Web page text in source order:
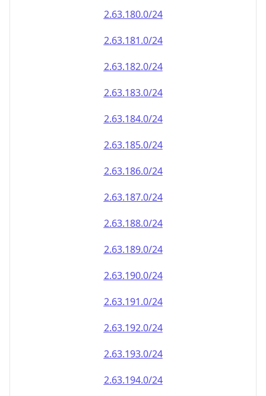
2.63.180.0/24
2.63.181.0/24
2.63.182.0/24
2.63.183.0/24
2.63.184.0/24
2.63.185.0/24
2.63.186.0/24
2.63.187.0/24
2.63.188.0/24
2.63.189.0/24
2.63.190.0/24
2.63.191.0/24
2.63.192.0/24
2.63.193.0/24
2.63.194.0/24